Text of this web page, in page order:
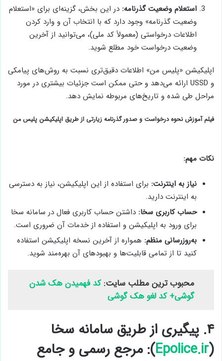
استعلام وضعیت گذرنامه: در این بخش، گزینه‌ای برای «استعلام
وضعیت گذرنامه» وجود دارد که با انتخاب آن و وارد کردن
اطلاعات درخواستی (معمولاً کد ملی)، می‌توانید از آخرین
وضعیت درخواست خود مطلع شوید.
اپلیکیشن «پلیس من» اطلاعات دقیق‌تری نسبت به روش‌های پیامکی
و USSD ارائه می‌دهد و حتی ممکن است جزئیات بیشتری در مورد
مراحل طی شده و تاریخ‌های مربوطه نمایش دهد.
فیلم آموزش نحوه درخواست و صدور گذرنامه زیارتی از طریق اپلیکیشن پلیس من
نکات مهم:
نیاز به اینترنت: برای استفاده از این اپلیکیشن، نیاز به دسترسی
به اینترنت دارید.
حساب کاربری سخا: داشتن حساب کاربری فعال در سامانه سخا
برای ورود به اپلیکیشن و استفاده از خدمات آن ضروری است.
به‌روزرسانی منظم: همواره از آخرین نسخه اپلیکیشن استفاده
کنید تا از تمامی قابلیت‌ها و بهبودهای آن بهره‌مند شوید.
محبوب ترین مطلب سایت:کد فهمیدن هک شدن
گوشی+ کد لغو هک گوشی
۴. پیگیری از طریق سامانه سخا
(
Epolice.ir): مرجع رسمی و جامع